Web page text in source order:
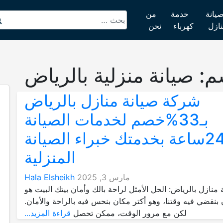
خدمة
كهرباء
من
نحن
صيانة منزلية بالرياض
شركة صيانة منازل بالرياض
بـ33%خصم لخدمات الصيانة
24ساعة بخدمتك خبراء الصيانة
المنزلية
مارس 3, 2025
Hala Elsheikh
بالرياض: الحل الأمثل لراحة بالك وأمان بيتك البيت هو
بنقضي فيه وقتنا، وهو أكتر مكان بنحس فيه بالراحة والأمان.
لكن مع مرور الوقت، ممكن تحصل قراءة المزيد...